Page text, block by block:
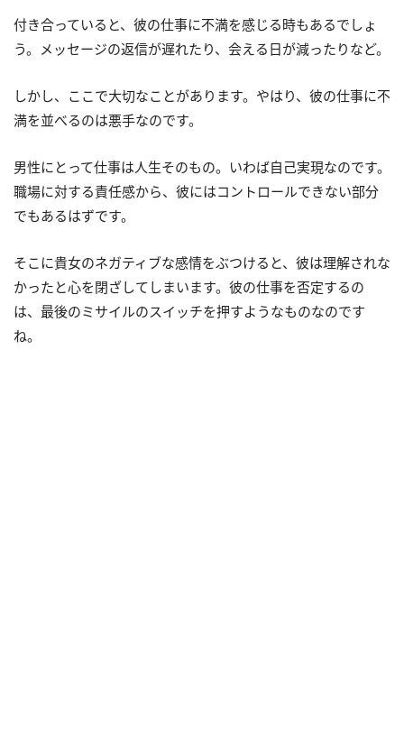
付き合っていると、彼の仕事に不満を感じる時もあるでしょ
う。メッセージの返信が遅れたり、会える日が減ったりなど。
しかし、ここで大切なことがあります。やはり、彼の仕事に不
満を並べるのは悪手なのです。
男性にとって仕事は人生そのもの。いわば自己実現なのです。
職場に対する責任感から、彼にはコントロールできない部分
でもあるはずです。
そこに貴女のネガティブな感情をぶつけると、彼は理解されな
かったと心を閉ざしてしまいます。彼の仕事を否定するの
は、最後のミサイルのスイッチを押すようなものなのです
ね。